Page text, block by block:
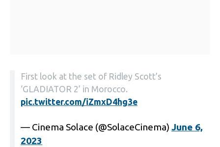
First look at the set of Ridley Scott’s
‘GLADIATOR 2’ in Morocco.
pic.twitter.com/iZmxD4hg3e
— Cinema Solace (@SolaceCinema) June 6,
2023